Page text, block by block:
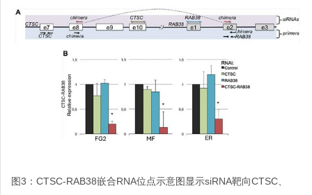
图3 ： CTSC-RAB38嵌合RNA位点示意图显示siRNA靶向CTSC